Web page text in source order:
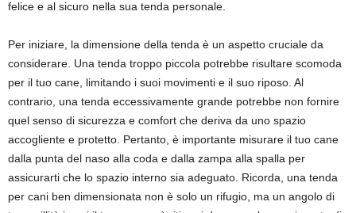
felice e al sicuro nella sua tenda personale.
Per iniziare, la dimensione della tenda è un aspetto cruciale da
considerare. Una tenda troppo piccola potrebbe risultare scomoda
per il tuo cane, limitando i suoi movimenti e il suo riposo. Al
contrario, una tenda eccessivamente grande potrebbe non fornire
quel senso di sicurezza e comfort che deriva da uno spazio
accogliente e protetto. Pertanto, è importante misurare il tuo cane
dalla punta del naso alla coda e dalla zampa alla spalla per
assicurarti che lo spazio interno sia adeguato. Ricorda, una tenda
per cani ben dimensionata non è solo un rifugio, ma un angolo di